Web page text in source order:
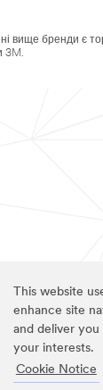
This website
enhance site
and deliver you
your interests.
Cookie Notice
вище бренди є
3M.